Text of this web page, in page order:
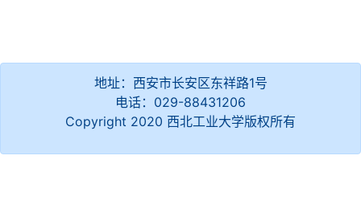
地址：西安市长安区东祥路1号
电话：029-88431206
Copyright 2020 西北工业大学版权所有